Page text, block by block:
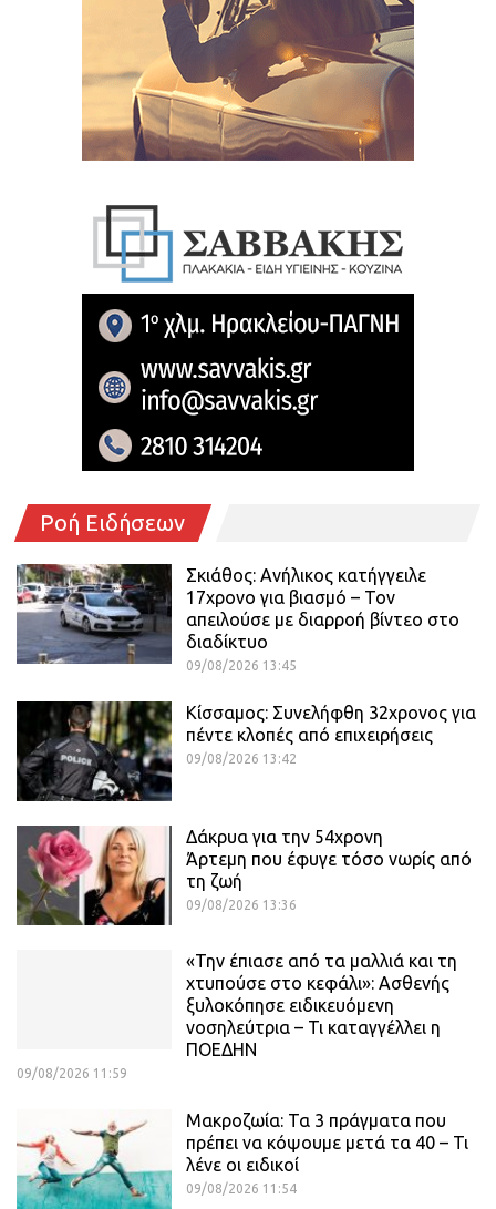
Ροή Ειδήσεων
Σκιάθος: Ανήλικος κατήγγειλε
17χρονο για βιασμό – Τον
απειλούσε με διαρροή βίντεο στο
διαδίκτυο
09/08/2026 13:45
Κίσσαμος: Συνελήφθη 32χρονος για
πέντε κλοπές από επιχειρήσεις
09/08/2026 13:42
Δάκρυα για την 54χρονη
Άρτεμη που έφυγε τόσο νωρίς από
τη ζωή
09/08/2026 13:36
«Την έπιασε από τα μαλλιά και τη
χτυπούσε στο κεφάλι»: Ασθενής
ξυλοκόπησε ειδικευόμενη
νοσηλεύτρια – Τι καταγγέλλει η
ΠΟΕΔΗΝ
09/08/2026 11:59
Μακροζωία: Τα 3 πράγματα που
πρέπει να κόψουμε μετά τα 40 – Τι
λένε οι ειδικοί
09/08/2026 11:54